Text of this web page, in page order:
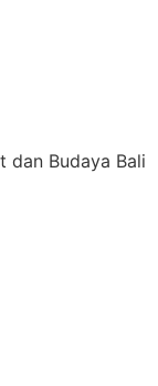
dan Budaya Bali